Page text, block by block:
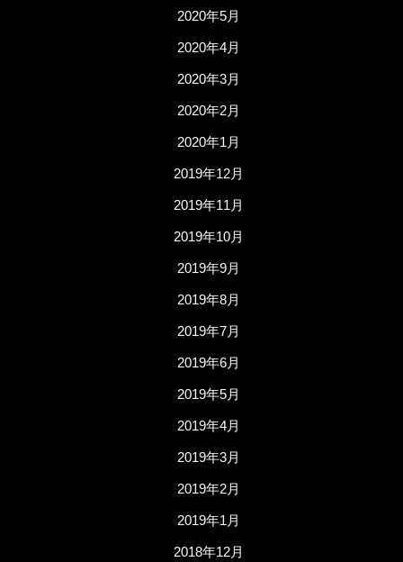
2020年5月
2020年4月
2020年3月
2020年2月
2020年1月
2019年12月
2019年11月
2019年10月
2019年9月
2019年8月
2019年7月
2019年6月
2019年5月
2019年4月
2019年3月
2019年2月
2019年1月
2018年12月